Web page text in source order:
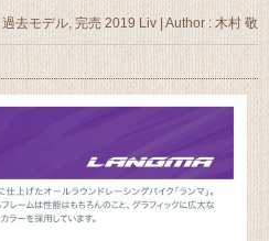
過去モデル, 完売 2019 Liv | Author : 木村 敬